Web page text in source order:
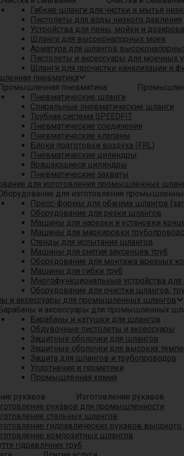
Гибкие шланги для чистки и мытья
Пистолеты для воды низкого давления
Устройства для пены, мойки и
Шланги для высоконапорных моек
Арматура для шлангов
Пистолеты и аксессуары для моечных
Шланги для прочистки канализации и
пневматика
Пневматические шланги
Спиральные пневматические шланги
Tрубная система SPEEDFIT
Пневматические соединения
Пневматические клапаны
Блоки подготовки воздуха (FRL)
Пневматические цилиндры
Вращающиеся цилиндры
Пневматические захваты
для изготовления промышленных
Пресс-формы для обжима шлангов
Оборудование для резки шлангов
Машины для нарезки и установки
Машины для маркировки
Стенды для испытания шлангов
Машины для снятия заусенцев труб
Оборудование для монтажа врезных
Машины для гибки труб
Многофункциональные устройства для
Оборудование для очистки шлангов,
и аксессуары для промышленных шлангов
Барабаны и катушки для шлангов
Обдувочные пистолеты и аксессуары
Защитные оболочки для шлангов
Защитные оболочки для высоких
Защита для шлангов и трубопроводов
Уплотнения и герметики
Промышленная химия
Изготовление рукавов
рукавов для промышленности
стальных шлангов
гидравлических рукавов высокого
композитных шлангов
гідравлічних труб